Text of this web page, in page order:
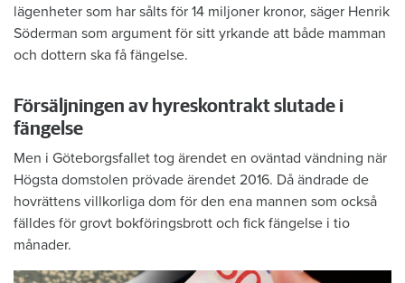
lägenheter som har sålts för 14 miljoner kronor, säger Henrik
Söderman som argument för sitt yrkande att både mamman
och dottern ska få fängelse.
Försäljningen av hyreskontrakt slutade i
fängelse
Men i Göteborgsfallet tog ärendet en oväntad vändning när
Högsta domstolen prövade ärendet 2016. Då ändrade de
hovrättens villkorliga dom för den ena mannen som också
fälldes för grovt bokföringsbrott och fick fängelse i tio
månader.